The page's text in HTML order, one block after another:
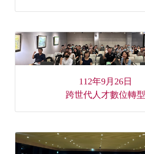
112年9月26日
跨世代人才數位轉型